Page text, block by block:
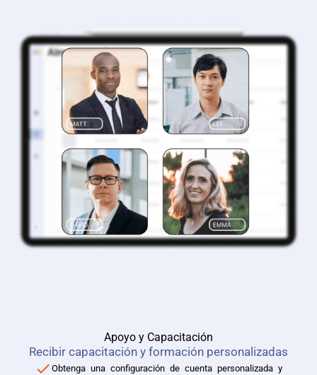
Apoyo y Capacitación
Recibir capacitación y formación personalizadas
Obtenga una configuración de cuenta personalizada y